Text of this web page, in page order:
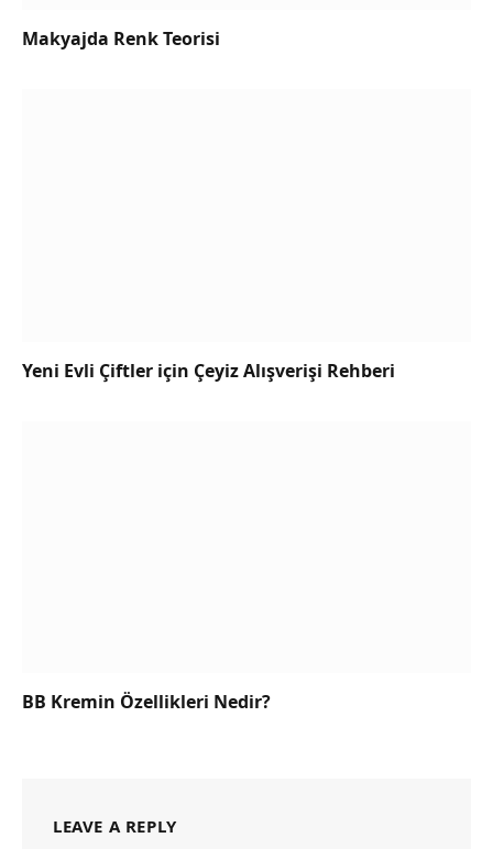
Makyajda Renk Teorisi
Yeni Evli Çiftler için Çeyiz Alışverişi Rehberi
BB Kremin Özellikleri Nedir?
LEAVE A REPLY